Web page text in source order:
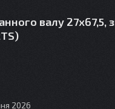
валу 27x67,5,
2026